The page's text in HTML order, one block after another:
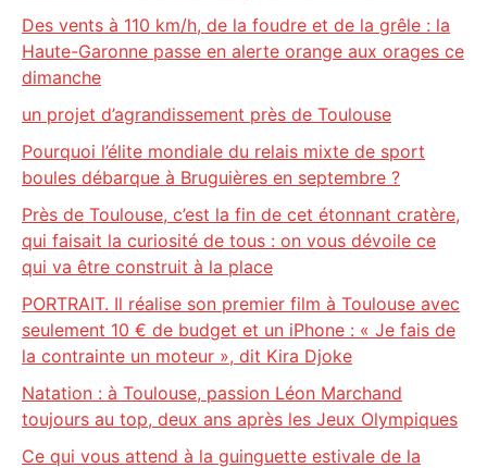
Des vents à 110 km/h, de la foudre et de la grêle : la
Haute-Garonne passe en alerte orange aux orages ce
dimanche
un projet d’agrandissement près de Toulouse
Pourquoi l’élite mondiale du relais mixte de sport
boules débarque à Bruguières en septembre ?
Près de Toulouse, c’est la fin de cet étonnant cratère,
qui faisait la curiosité de tous : on vous dévoile ce
qui va être construit à la place
PORTRAIT. Il réalise son premier film à Toulouse avec
seulement 10 € de budget et un iPhone : « Je fais de
la contrainte un moteur », dit Kira Djoke
Natation : à Toulouse, passion Léon Marchand
toujours au top, deux ans après les Jeux Olympiques
Ce qui vous attend à la guinguette estivale de la